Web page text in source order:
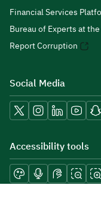
Financial Services
Bureau of Experts at
Report Corruption
Social Media
Accessibility tools